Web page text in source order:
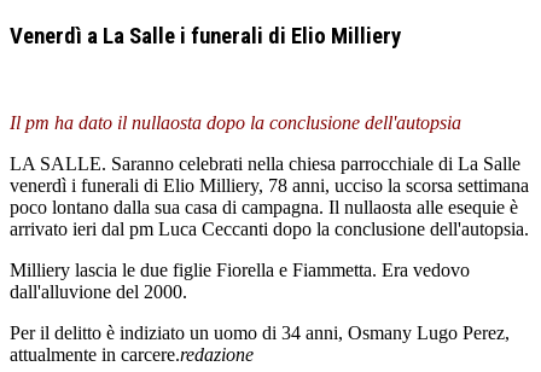
Venerdì a La Salle i funerali di Elio Milliery
Il pm ha dato il nullaosta dopo la conclusione dell'autopsia
LA SALLE. Saranno celebrati nella chiesa parrocchiale di La Salle
venerdì i funerali di Elio Milliery, 78 anni, ucciso la scorsa settimana
poco lontano dalla sua casa di campagna. Il nullaosta alle esequie è
arrivato ieri dal pm Luca Ceccanti dopo la conclusione dell'autopsia.
Milliery lascia le due figlie Fiorella e Fiammetta. Era vedovo
dall'alluvione del 2000.
Per il delitto è indiziato un uomo di 34 anni, Osmany Lugo Perez,
attualmente in carcere.redazione